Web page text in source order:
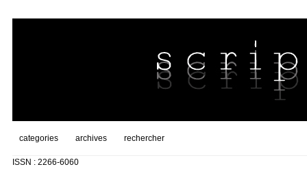
categories archives rechercher
ISSN : 2266-6060